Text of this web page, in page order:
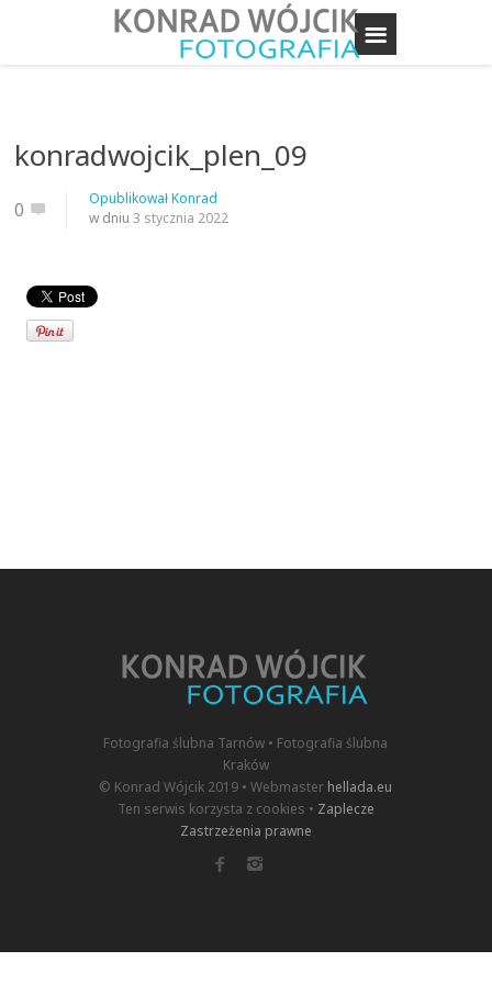
konradwojcik_plen_09
0 OpublikowałKonrad
w dniu3 stycznia 2022
Fotografia ślubna Tarnów • Fotografia ślubna
Kraków
© Konrad Wójcik 2019 • Webmaster hellada.eu
Ten serwis korzysta z cookies • Zaplecze
Zastrzeżenia prawne